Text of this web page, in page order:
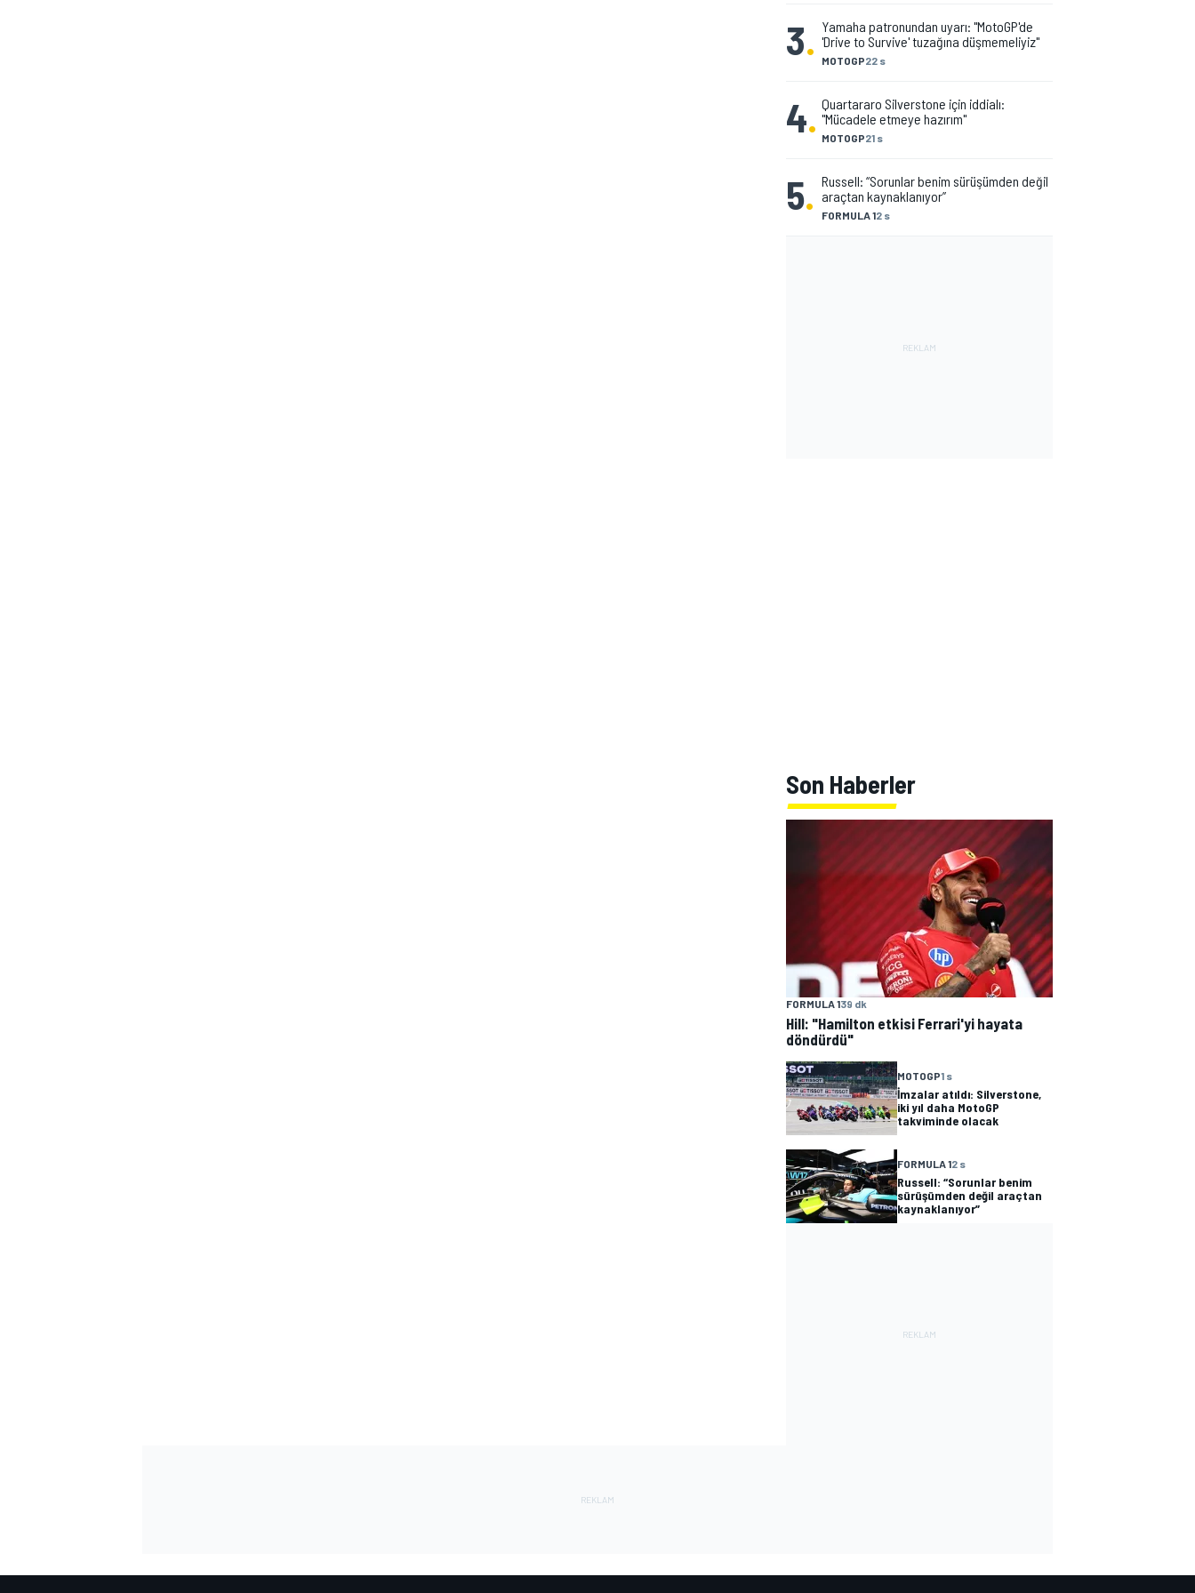
3. MOTOGP22 s
Yamaha patronundan uyarı: "MotoGP'de
'Drive to Survive' tuzağına düşmemeliyiz"
4. MOTOGP21 s
Quartararo Silverstone için iddialı:
"Mücadele etmeye hazırım"
5. FORMULA 12 s
Russell: “Sorunlar benim sürüşümden değil
araçtan kaynaklanıyor”
Son Haberler
FORMULA 139 dk
Hill: "Hamilton etkisi Ferrari'yi hayata
döndürdü"
MOTOGP1 s
İmzalar atıldı: Silverstone,
iki yıl daha MotoGP
takviminde olacak
FORMULA 12 s
Russell: “Sorunlar benim
sürüşümden değil araçtan
kaynaklanıyor”